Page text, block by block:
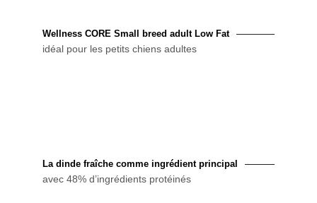
Wellness CORE Small breed adult Low Fat
idéal pour les petits chiens adultes
La dinde fraîche comme ingrédient principal
avec 48% d’ingrédients protéinés